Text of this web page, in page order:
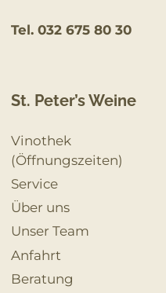
Tel. 032 675 80 30
St. Peter’s Weine
Vinothek
(Öffnungszeiten)
Service
Über uns
Unser Team
Anfahrt
Beratung